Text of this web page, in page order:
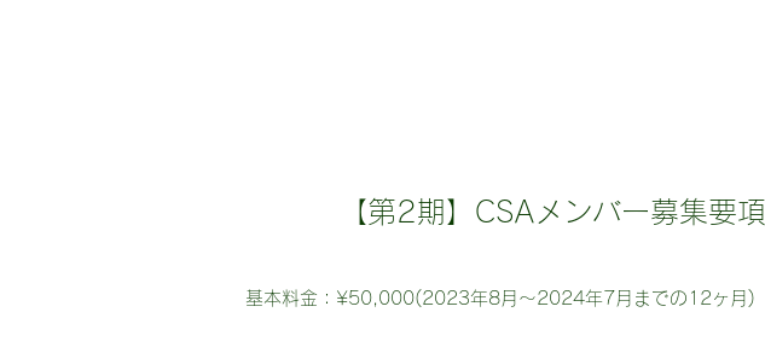
【第2期】CSAメンバー募集要項
基本料金：¥50,000(2023年8月～2024年7月までの12ヶ月)